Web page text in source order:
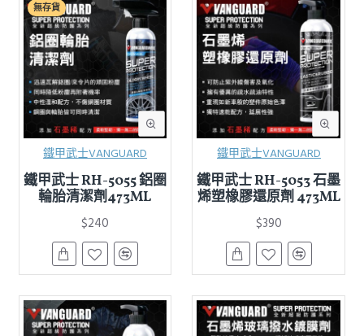
無存貨
鐵甲武士VANGUARD
鐵甲武士 RH-5055 鋁圈
輪胎清潔劑473ML
$240
鐵甲武士VANGUARD
鐵甲武士 RH-5053 石墨
烯塑橡膠還原劑 473ML
$390